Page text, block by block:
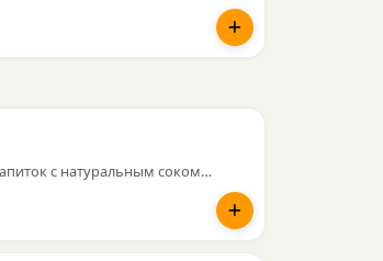
Освежающий цитрусовый напиток с натуральным соком и мятой.